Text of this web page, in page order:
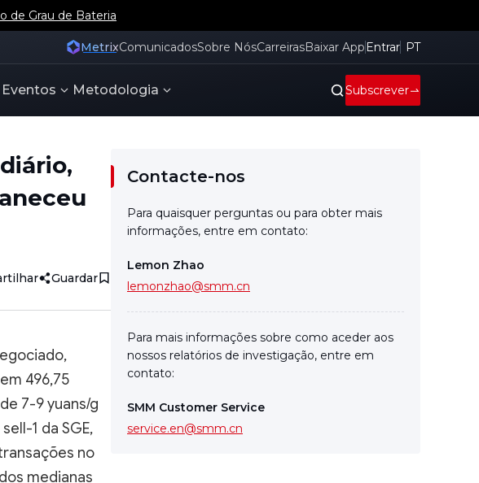
de Grau de Bateria
MetrixComunicadosSobre NósCarreirasBaixar App Entrar PT
Eventos Metodologia Subscrever
Guardar
496,75
7-9 yuans/g
1 da SGE,
no
medianas
Contacte-nos
Para quaisquer perguntas ou para obter mais
informações, entre em contato:
Lemon Zhao
lemonzhao@smm.cn
Para mais informações sobre como aceder aos
nossos relatórios de investigação, entre em
contato:
SMM Customer Service
service.en@smm.cn